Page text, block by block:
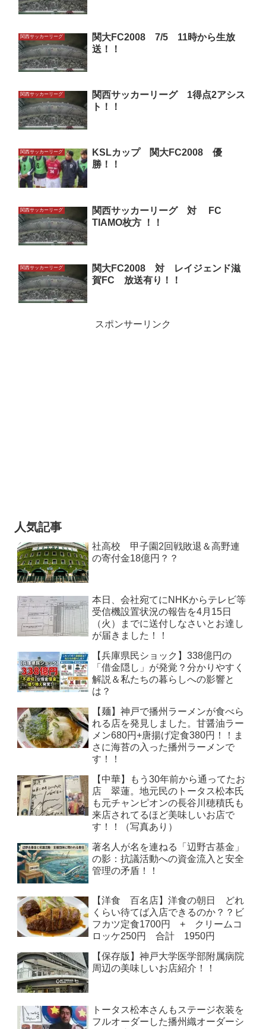
関西サッカーリーグ
関大FC2008 7/5 11時から生放
送！！
関西サッカーリーグ
関西サッカーリーグ 1得点2アシス
ト！！
関西サッカーリーグ
KSLカップ 関大FC2008 優
勝！！
関西サッカーリーグ
関西サッカーリーグ 対 FC
TIAMO枚方 ！！
関西サッカーリーグ
関大FC2008 対 レイジェンド滋
賀FC 放送有り！！
スポンサーリンク
人気記事
社高校 甲子園2回戦敗退＆高野連
の寄付金18億円？？
本日、会社宛てにNHKからテレビ等
受信機設置状況の報告を4月15日
（火）までに送付しなさいとお達し
が届きました！！
【兵庫県民ショック】338億円の
「借金隠し」が発覚？分かりやすく
解説＆私たちの暮らしへの影響と
は？
【麺】神戸で播州ラーメンが食べら
れる店を発見しました。甘醤油ラー
メン680円+唐揚げ定食380円！！ま
さに海苔の入った播州ラーメンで
す！！
【中華】もう30年前から通ってたお
店 翠蓮。地元民のトータス松本氏
も元チャンピオンの長谷川穂積氏も
来店されてるほど美味しいお店で
す！！（写真あり）
著名人が名を連ねる「辺野古基金」
の影：抗議活動への資金流入と安全
管理の矛盾！！
【洋食 百名店】洋食の朝日 どれ
くらい待てば入店できるのか？？ビ
フカツ定食1700円 + クリームコ
ロッケ250円 合計 1950円
【保存版】神戸大学医学部附属病院
周辺の美味しいお店紹介！！
トータス松本さんもステージ衣装を
フルオーダーした播州織オーダーシ